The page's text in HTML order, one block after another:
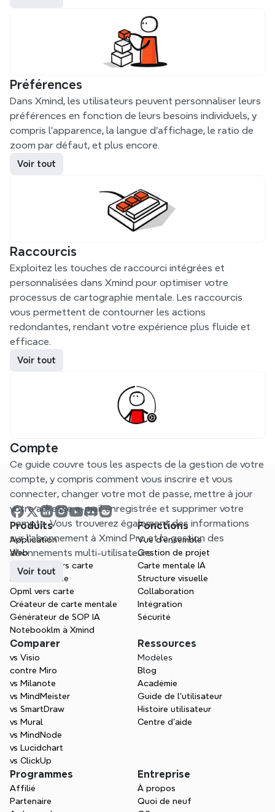
Préférences
Dans Xmind, les utilisateurs peuvent personnaliser leurs
préférences en fonction de leurs besoins individuels, y
compris l'apparence, la langue d'affichage, le ratio de
zoom par défaut, et plus encore.
Voir tout
Raccourcis
Exploitez les touches de raccourci intégrées et
personnalisées dans Xmind pour optimiser votre
processus de cartographie mentale. Les raccourcis
vous permettent de contourner les actions
redondantes, rendant votre expérience plus fluide et
efficace.
Voir tout
Compte
Ce guide couvre tous les aspects de la gestion de votre
compte, y compris comment vous inscrire et vous
connecter, changer votre mot de passe, mettre à jour
votre adresse e-mail enregistrée et supprimer votre
compte. Vous trouverez également des informations
sur l'abonnement à Xmind Pro et la gestion des
abonnements multi-utilisateurs.
Voir tout
Produits
Application
Web
Markdown vers carte
Doc vers carte
Opml vers carte
Créateur de carte mentale
Générateur de SOP IA
Notebooklm à Xmind
Fonctions
Vue d'ensemble
Gestion de projet
Carte mentale IA
Structure visuelle
Collaboration
Intégration
Sécurité
Comparer
vs Visio
contre Miro
vs Milanote
vs MindMeister
vs SmartDraw
vs Mural
vs MindNode
vs Lucidchart
vs ClickUp
Ressources
Modèles
Blog
Académie
Guide de l’utilisateur
Histoire utilisateur
Centre d'aide
Programmes
Affilié
Partenaire
Entreprise
À propos
Quoi de neuf